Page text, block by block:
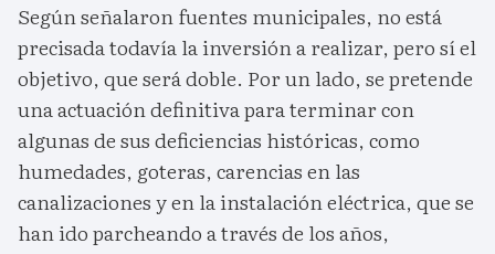
Según señalaron fuentes municipales, no está
precisada todavía la inversión a realizar, pero sí el
objetivo, que será doble. Por un lado, se pretende
una actuación definitiva para terminar con
algunas de sus deficiencias históricas, como
humedades, goteras, carencias en las
canalizaciones y en la instalación eléctrica, que se
han ido parcheando a través de los años,